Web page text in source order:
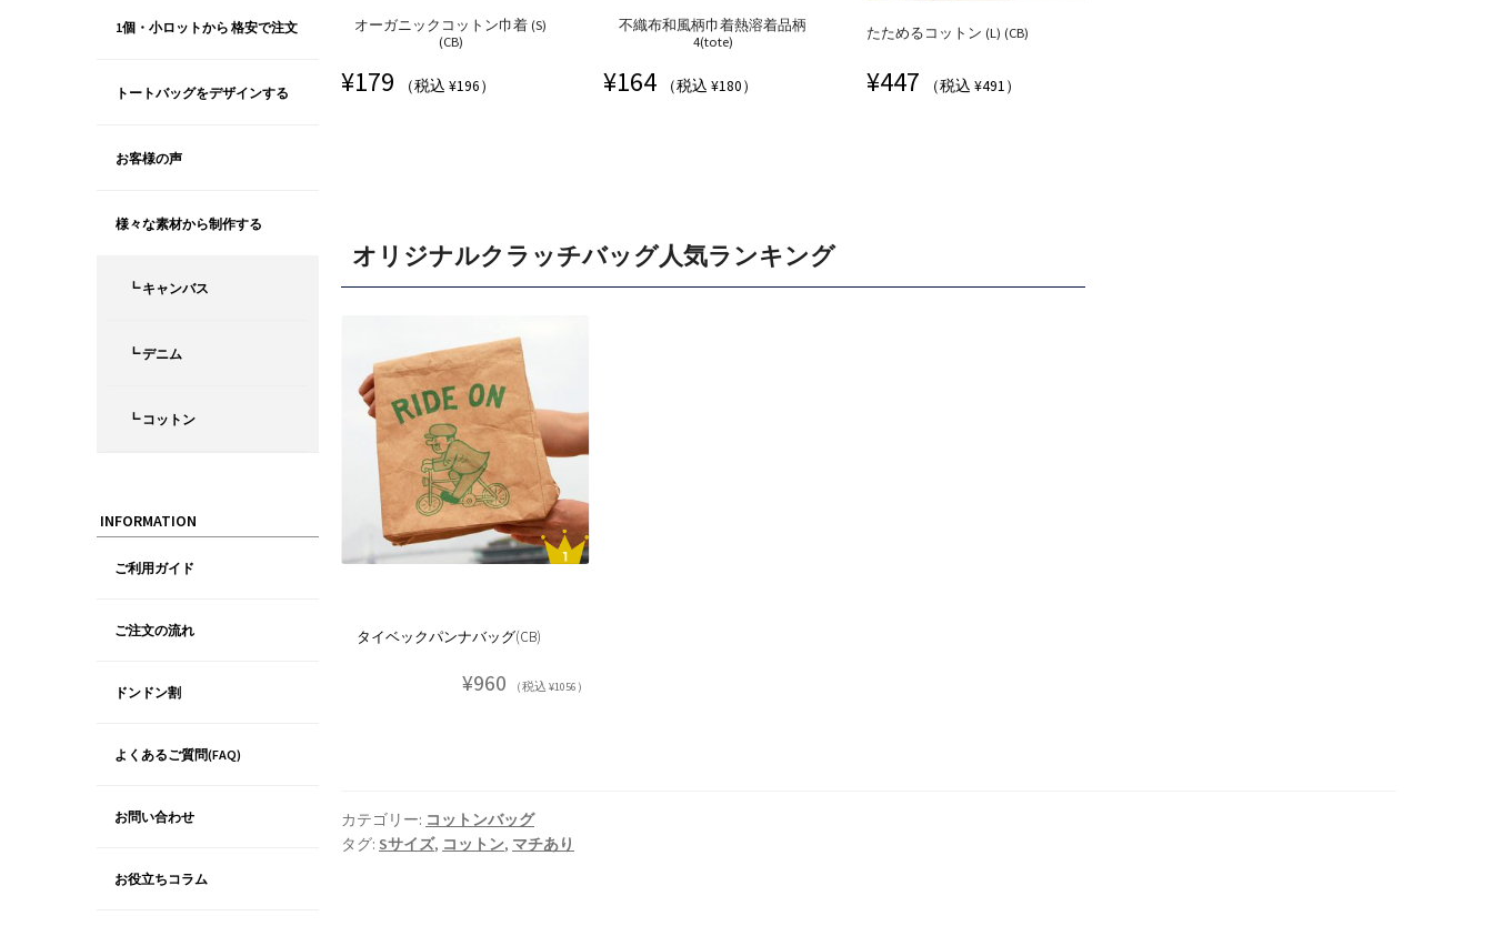
オーガニックコットン巾着 (S)
(CB)
¥179 （税込 ¥196）
不織布和風柄巾着熱溶着品柄
4(tote)
¥164 （税込 ¥180）
たためるコットン (L) (CB)
¥447 （税込 ¥491）
オリジナルクラッチバッグ人気ランキング
タイベックパンナバッグ(CB)
¥960 （税込 ¥1056）
カテゴリー: コットンバッグ
タグ: Sサイズ, コットン, マチあり
1個・小ロットから 格安で注文
トートバッグをデザインする
お客様の声
様々な素材から制作する
┗ キャンバス
┗ デニム
┗ コットン
INFORMATION
ご利用ガイド
ご注文の流れ
ドンドン割
よくあるご質問(FAQ)
お問い合わせ
お役立ちコラム